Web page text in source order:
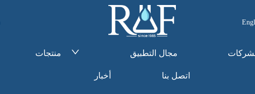
منتجات مجال التطبيق
أخبار اتصل بنا